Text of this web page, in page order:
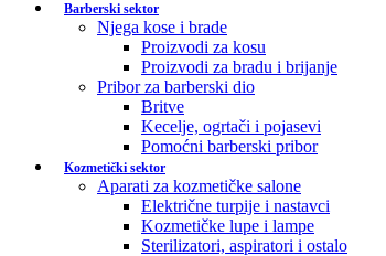
Barberski sektor
Njega kose i brade
Proizvodi za kosu
Proizvodi za bradu i brijanje
Pribor za barberski dio
Britve
Kecelje, ogrtači i pojasevi
Pomoćni barberski pribor
Kozmetički sektor
Aparati za kozmetičke salone
Električne turpije i nastavci
Kozmetičke lupe i lampe
Sterilizatori, aspiratori i ostalo